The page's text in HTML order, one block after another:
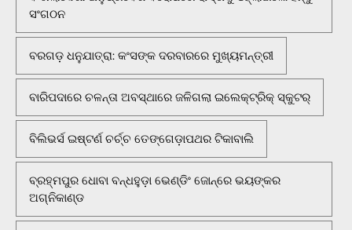
ସଂଗଠନ
ବରଗଡ଼ ଧନୁଯାତ୍ରା: କଂସଙ୍କ ଦରବାରରେ ମୁଖ୍ୟମନ୍ତ୍ରୀ
ବାରିପଦାରେ ଚଳନ୍ତା ଅବସ୍ଥାରେ ଜଳିଗଲା ଇଲେକ୍ଟ୍ରିକ୍ ସ୍କୁଟର୍
ବିଲିଭର୍ସ ଇଷ୍ଟର୍ଣ ଚର୍ଚ୍ଚ ତେଙ୍ଗେଡ଼ାପଥର ଟିକାବାଲି
ବ୍ରହ୍ମପୁର ଧୋବା ବନ୍ଧହୁଡ଼ା ଭେଣ୍ଡିଂ ଜୋନ୍‌ରେ ଭୟଙ୍କର
ଅଗ୍ନିକାଣ୍ଡ